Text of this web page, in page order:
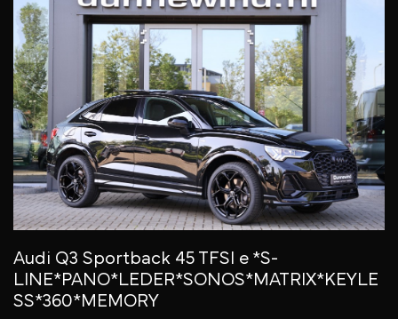
Audi Q3 Sportback 45 TFSI e *S-
LINE*PANO*LEDER*SONOS*MATRIX*KEYLE
SS*360*MEMORY